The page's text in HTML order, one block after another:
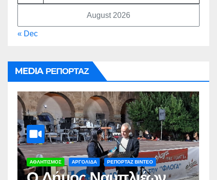
August 2026
« Dec
MEDIA ΡΕΠΟΡΤΑΖ
ΑΡΓΟΛΙΔΑ ΡΕΠΟΡΤΑΖ ΒΙΝΤΕΟ